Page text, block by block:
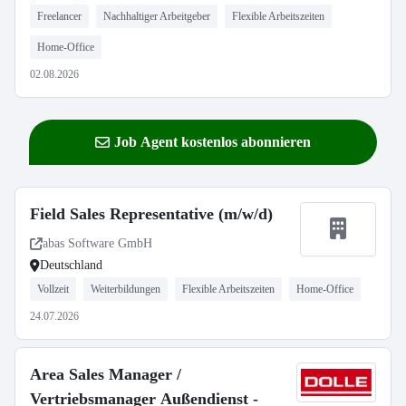
Freelancer Nachhaltiger Arbeitgeber Flexible Arbeitszeiten
Home-Office
02.08.2026
Job Agent kostenlos abonnieren
Field Sales Representative (m/w/d)
abas Software GmbH
Deutschland
Vollzeit Weiterbildungen Flexible Arbeitszeiten Home-Office
24.07.2026
Area Sales Manager /
Vertriebsmanager Außendienst -